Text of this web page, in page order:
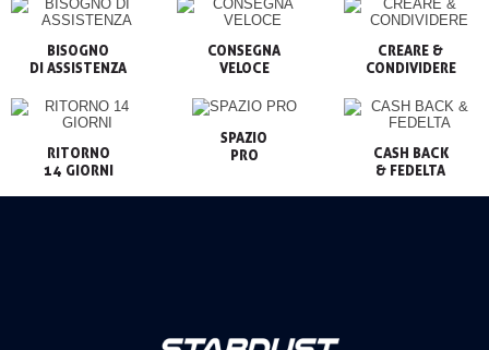
BISOGNO
CONSEGNA
VELOCE
CREARE &
CONDIVIDERE
RITORNO
14 GIORNI
SPAZIO
PRO
CASH BACK
& FEDELTA